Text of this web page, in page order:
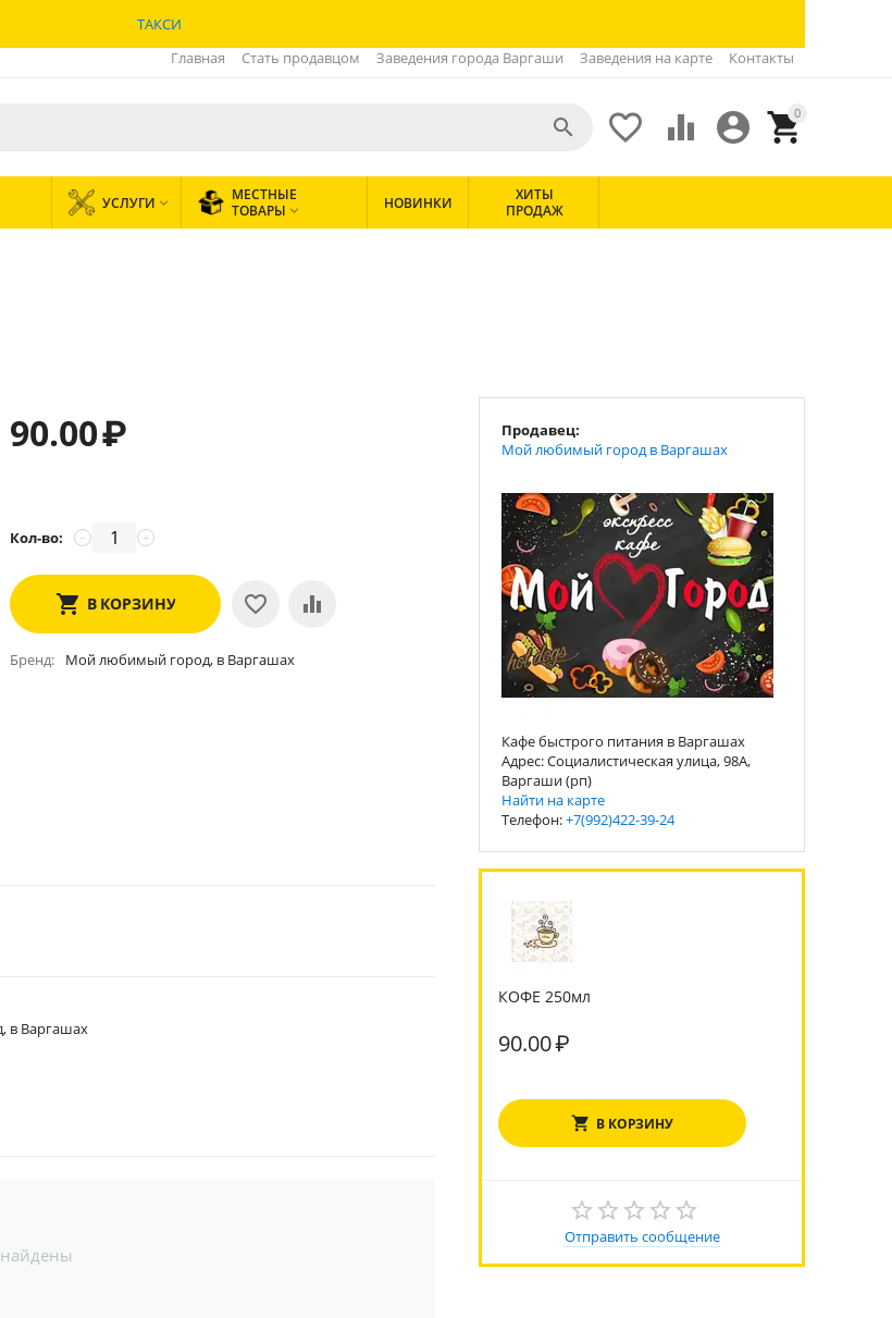
ТАКСИ
Главная Стать продавцом Заведения города Варгаши Заведения на карте Контакты
0


 

УСЛУГИ 
МЕСТНЫЕ
ТОВАРЫ  НОВИНКИ
ХИТЫ
ПРОДАЖ
90.00₽
Кол-во: +
−
В КОРЗИНУ
Бренд Мой любимый город, в Варгашах
Продавец:
Мой любимый город в Варгашах
Кафе быстрого питания в Варгашах
Адрес: Социалистическая улица, 98А,
Варгаши (рп)
Найти на карте
Телефон:+7(992)422-39-24
КОФЕ 250мл
90.00₽
В КОРЗИНУ
Отправить сообщение
в Варгашах